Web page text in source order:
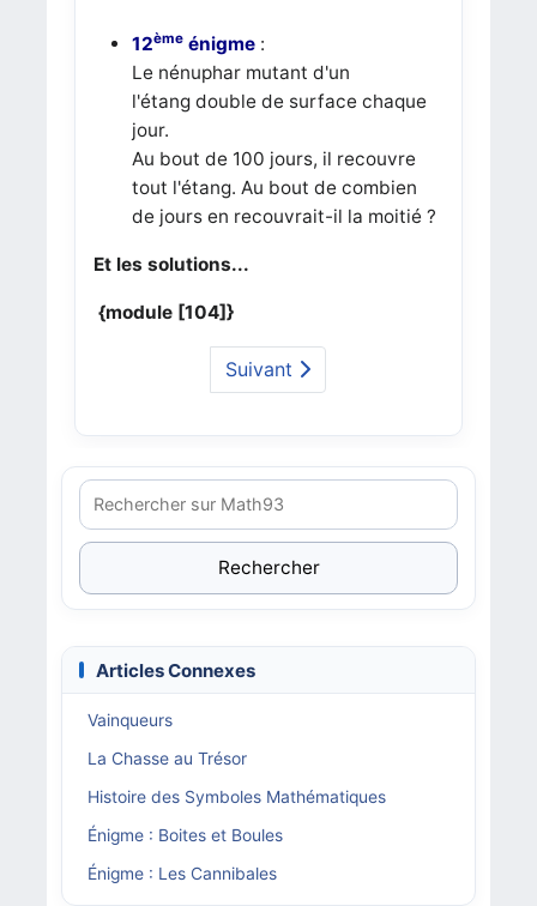
12èmeénigme :
Le nénuphar mutant d'un
l'étang double de surface chaque
jour.
Au bout de 100 jours, il recouvre
tout l'étang. Au bout de combien
de jours en recouvrait-il la moitié ?
Et les solutions...
{module [104]}
Suivant
Rechercher
Articles Connexes
Vainqueurs
La Chasse au Trésor
Histoire des Symboles Mathématiques
Énigme : Boites et Boules
Énigme : Les Cannibales